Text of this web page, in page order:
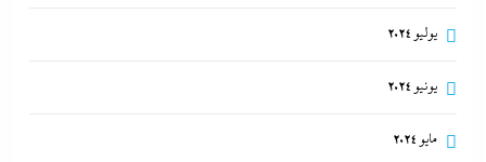
يوليو 2024
يونيو 2024
مايو 2024